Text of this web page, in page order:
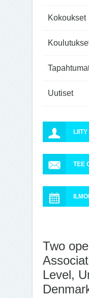
Kokoukset
Uutiset
TEE
Two
Level,